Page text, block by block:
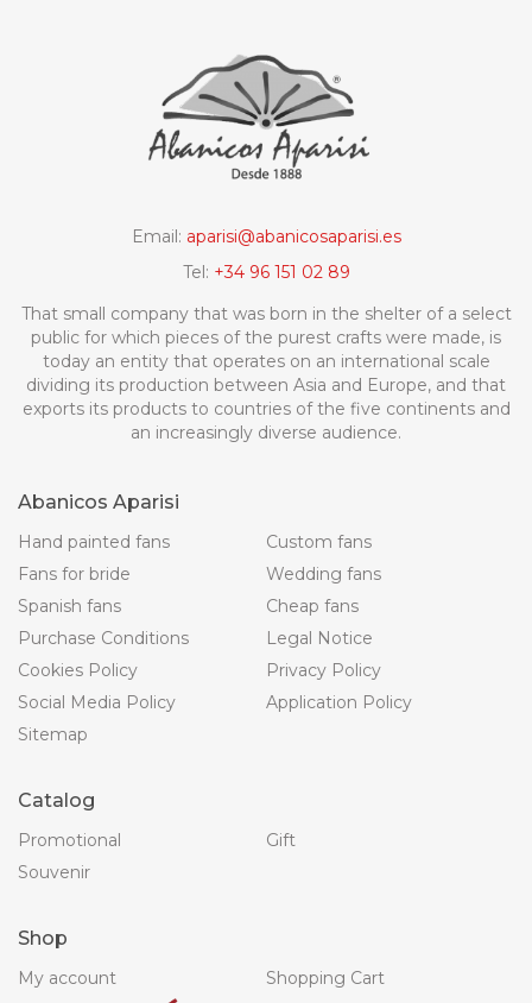
Email: aparisi@abanicosaparisi.es
Tel: +34 96 151 02 89
That small company that was born in the shelter of a select
public for which pieces of the purest crafts were made, is
today an entity that operates on an international scale
dividing its production between Asia and Europe, and that
exports its products to countries of the five continents and
an increasingly diverse audience.
Abanicos Aparisi
Hand painted fans
Custom fans
Fans for bride
Wedding fans
Spanish fans
Cheap fans
Purchase Conditions
Legal Notice
Cookies Policy
Privacy Policy
Social Media Policy
Application Policy
Sitemap
Catalog
Promotional
Gift
Souvenir
Shop
My account Shopping Cart